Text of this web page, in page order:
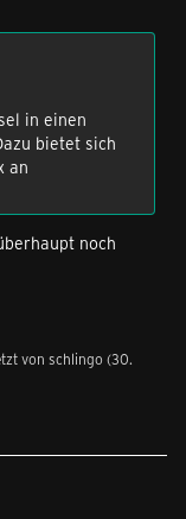
in einen
bietet sich
an
noch
von schlingo (30.